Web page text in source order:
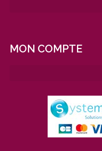
MON COMPTE